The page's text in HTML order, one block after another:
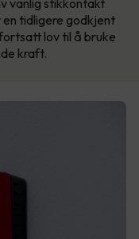
vanlig stikkontakt
en tidligere godkjent
lov til å bruke
kraft.